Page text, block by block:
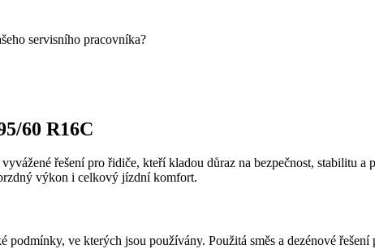
servisního pracovníka?
60 R16C
řešení pro řidiče, kteří kladou důraz na bezpečnost, stabilitu
výkon i celkový jízdní komfort.
podmínky, ve kterých jsou používány. Použitá směs a dezénové